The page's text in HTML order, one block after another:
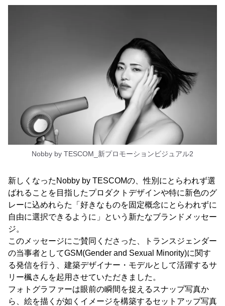
Nobby by TESCOM_新プロモーションビジュアル2
新しくなったNobby by TESCOMの、性別にとらわれず選
ばれることを目指したプロダクトデザインや特に新色のグ
レーに込めれらた「好きなものを固定概念にとらわれずに
自由に選択できるように」という新たなブランドメッセー
ジ。
このメッセージにご賛同くださった、トランスジェンダー
の当事者としてGSM(Gender and Sexual Minority)に関す
る発信を行う、建築デザイナー・モデルとして活躍するサ
リー楓さんを起用させていただきました。
フォトグラファーは眼前の瞬間を捉えるスナップ写真か
ら、絵を描くが如くイメージを構築するセットアップ写真